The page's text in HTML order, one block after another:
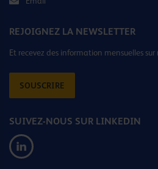
REJOIGNEZ LA NEWSLETTER
Et recevez des information mensuelles
SOUSCRIRE
SUIVEZ-NOUS SUR LINKEDIN